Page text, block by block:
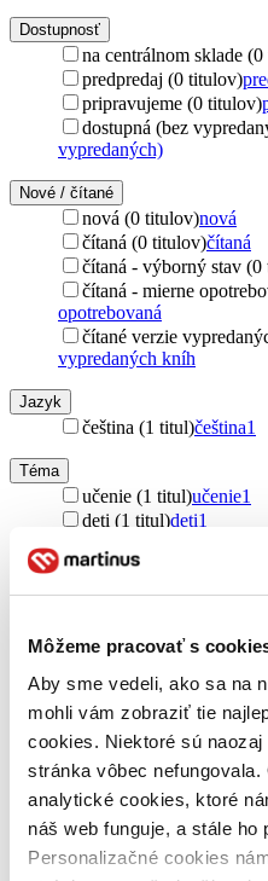
Môžeme pracovať s
Aby sme vedeli, ako sa na
mohli vám zobraziť tie
cookies. Niektoré sú
stránka vôbec
analytické cookies, ktoré
náš web funguje, a stále ho
Personalizačné cookies
Dostupnosť
na centrálnom sklade
predpredaj (0 titulov)
pripravujeme (0 titulov)
dostupná (bez
vypredaných)
Nové / čítané
nová (0 titulov)nová
čítaná (0 titulov)čítaná
čítaná - výborný stav
čítaná - mierne
opotrebovaná
čítané verzie
vypredaných kníh
Jazyk
čeština (1 titul)čeština1
Téma
učenie (1 titul)učenie1
deti (1 titul)deti1
Vydavateľstvo
Portál (1 titul)Portál 1
Väzba
pevná väzba (1 titul)
Zúžiť výber
Zoradiť